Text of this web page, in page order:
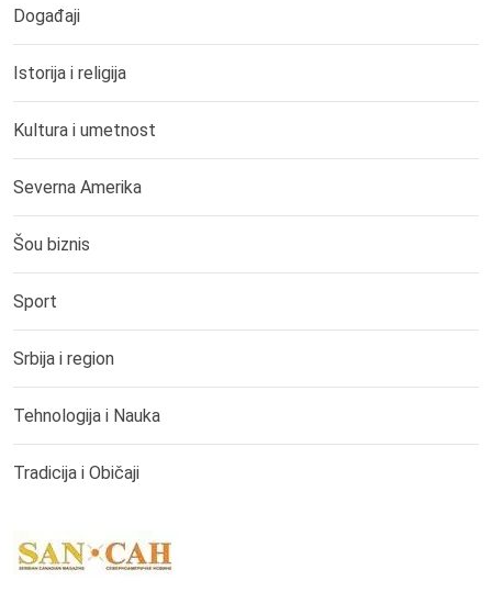
Događaji
Istorija i religija
Kultura i umetnost
Severna Amerika
Šou biznis
Sport
Srbija i region
Tehnologija i Nauka
Tradicija i Običaji